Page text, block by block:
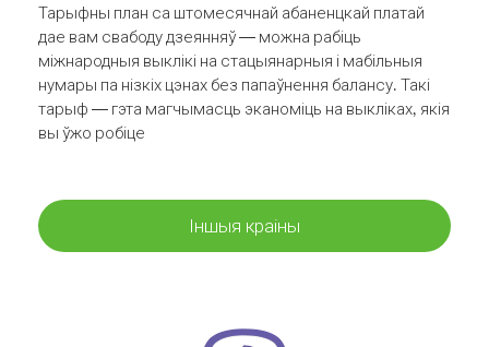
Тарыфны план са штомесячнай абаненцкай платай
дае вам свабоду дзеянняў — можна рабіць
міжнародныя выклікі на стацыянарныя і мабільныя
нумары па нізкіх цэнах без папаўнення балансу. Такі
тарыф — гэта магчымасць эканоміць на выкліках, якія
вы ўжо робіце
Іншыя краіны